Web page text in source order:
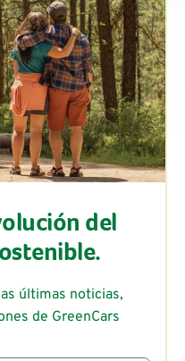
del
últimas noticias,
de GreenCars